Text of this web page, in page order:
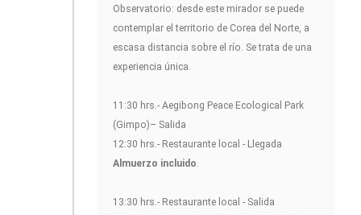
Observatorio: desde este mirador se puede
contemplar el territorio de Corea del Norte, a
escasa distancia sobre el río. Se trata de una
experiencia única.
11:30 hrs.- Aegibong Peace Ecological Park
(Gimpo)– Salida
12:30 hrs.- Restaurante local - Llegada
Almuerzo incluido.
13:30 hrs.- Restaurante local - Salida